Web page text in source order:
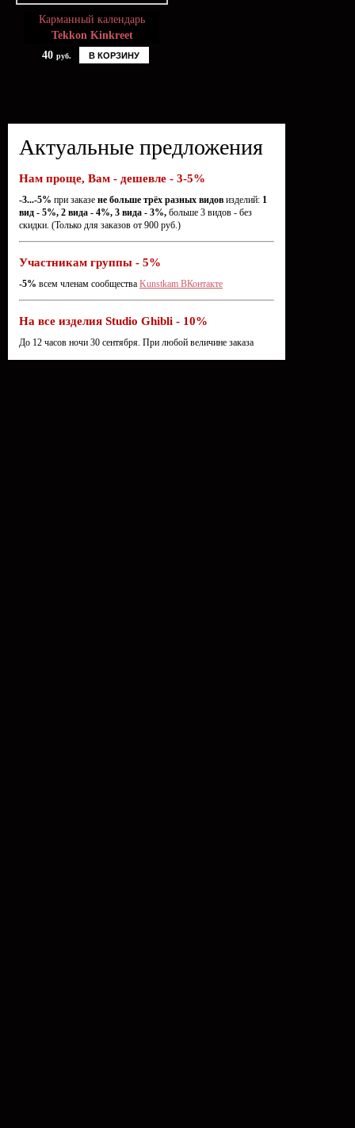
Карманный календарь
Tekkon Kinkreet
40 руб. В КОРЗИНУ
Актуальные предложения
Нам проще, Вам - дешевле - 3-5%
-3...-5% при заказе не больше трёх разных видов изделий: 1
вид - 5%, 2 вида - 4%, 3 вида - 3%, больше 3 видов - без
скидки. (Только для заказов от 900 руб.)
Участникам группы - 5%
-5% всем членам сообщества Kunstkam ВКонтакте
На все изделия Studio Ghibli - 10%
До 12 часов ночи 30 сентября. При любой величине заказа